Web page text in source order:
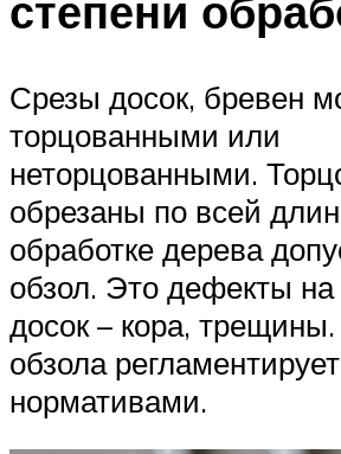
Срезы досок, бревен
торцованными или
неторцованными.
обрезаны по всей
обработке дерева
обзол. Это дефекты на
досок – кора,
обзола
нормативами.